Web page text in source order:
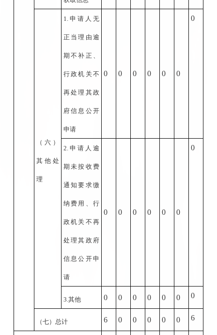
（六）
其他处
理
1. 申请人无
正当理由逾
期不补正、
行政机关不
再处理其政
府信息公开
申请
0 0 0 0 0 0
0
2. 申请人逾
期未按收费
通知要求缴
纳费用、行
政机关不再
处理其政府
信息公开申
请
0 0 0 0 0 0
0
3. 其他 0 0 0 0 0 0 0
（七）总计 6 0 0 0 0 0 6